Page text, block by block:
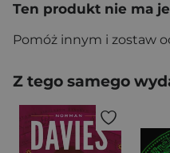
Ten produkt nie ma
Pomóż innym i zostaw
Z tego samego